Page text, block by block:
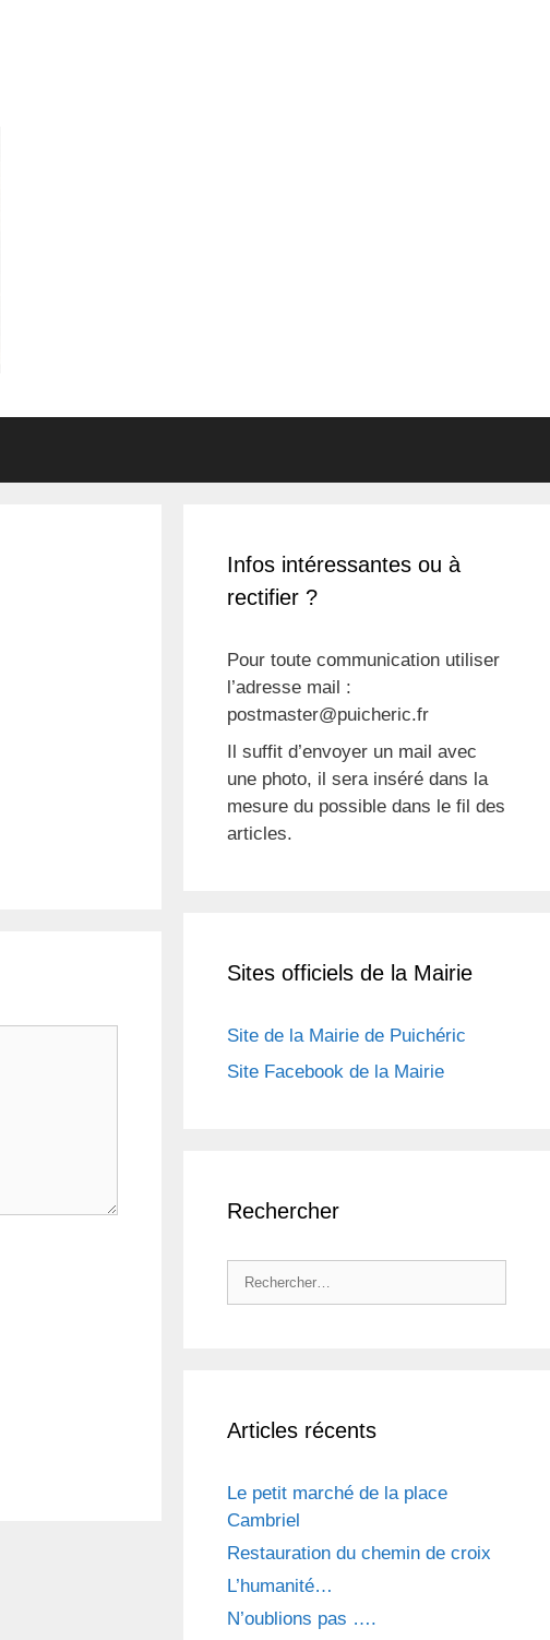
Infos intéressantes ou à
rectifier ?
Pour toute communication utiliser
l’adresse mail :
postmaster@puicheric.fr
Il suffit d’envoyer un mail avec
une photo, il sera inséré dans la
mesure du possible dans le fil des
articles.
Sites officiels de la Mairie
Site de la Mairie de Puichéric
Site Facebook de la Mairie
Rechercher
Rechercher :
Articles récents
Le petit marché de la place
Cambriel
Restauration du chemin de croix
L’humanité…
N’oublions pas ….